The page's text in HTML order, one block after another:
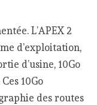
L’APEX 2
d’exploitation,
d’usine, 10Go
10Go
des routes